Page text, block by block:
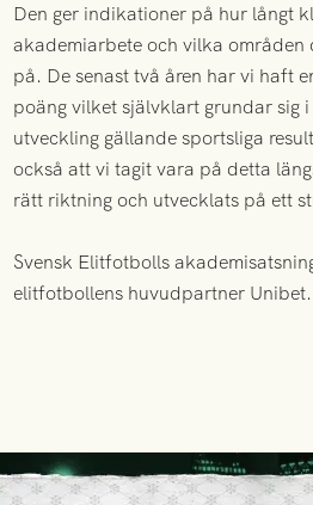
Den ger indikationer på hur långt
akademiarbete och vilka områden
på. De senast två åren har vi haft
poäng vilket självklart grundar sig
utveckling gällande sportsliga
också att vi tagit vara på detta
rätt riktning och utvecklats på ett
Svensk Elitfotbolls
elitfotbollens huvudpartner Unibet.